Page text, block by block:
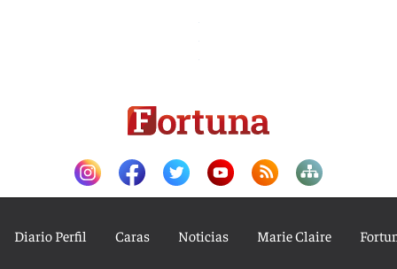
Diario Perfil Caras Noticias Marie Claire